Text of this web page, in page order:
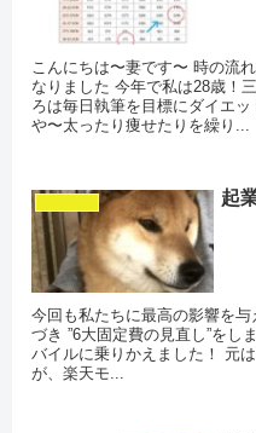
こんにちは〜妻です〜 時の流
なりました 今年で私は28歳！
ろは毎日執筆を目標にダイエ
や〜太ったり痩せたりを繰り...
起
今回も私たちに最高の影響を
づき ”6大固定費の見直し”を
バイルに乗りかえました！ 元
が、楽天モ...